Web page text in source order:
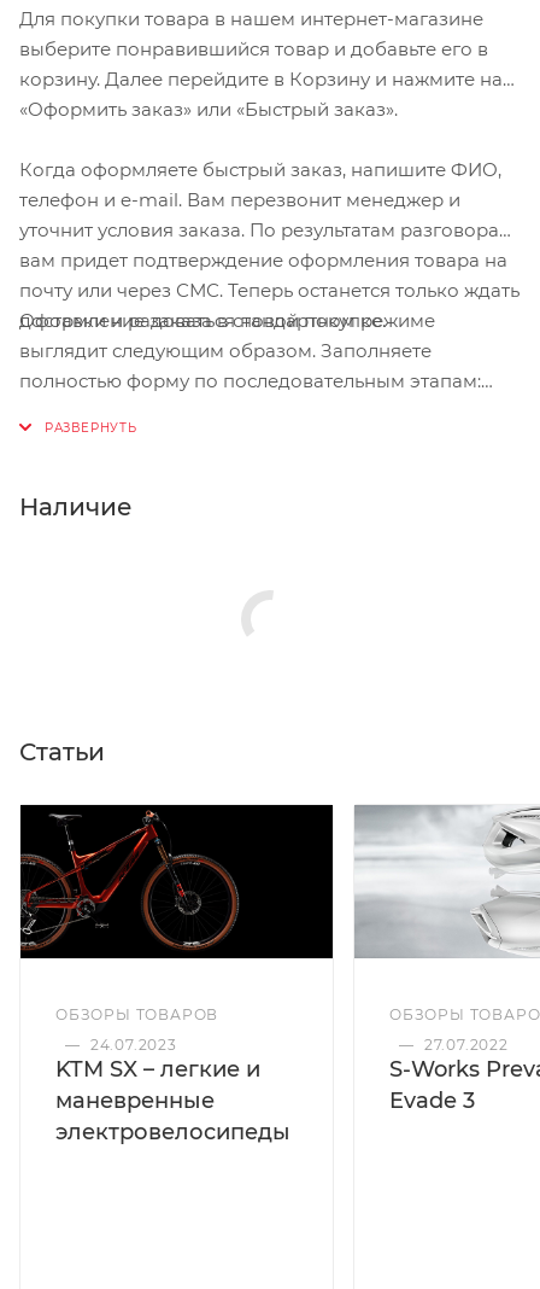
Для покупки товара в нашем интернет-магазине
выберите понравившийся товар и добавьте его в
корзину. Далее перейдите в Корзину и нажмите на
«Оформить заказ» или «Быстрый заказ».
Когда оформляете быстрый заказ, напишите ФИО,
телефон и e-mail. Вам перезвонит менеджер и
уточнит условия заказа. По результатам разговора
вам придет подтверждение оформления товара на
почту или через СМС. Теперь останется только ждать
доставки и радоваться новой покупке.
Оформление заказа в стандартном режиме
выглядит следующим образом. Заполняете
полностью форму по последовательным этапам:
Нажмите кнопку «Оформить заказ».
Наличие
Статьи
ОБЗОРЫ ТОВАРОВ
— 24.07.2023
KTM SX – легкие и
маневренные
электровелосипеды
ОБЗОРЫ
— 27.07.2022
S-Works
Evade 3